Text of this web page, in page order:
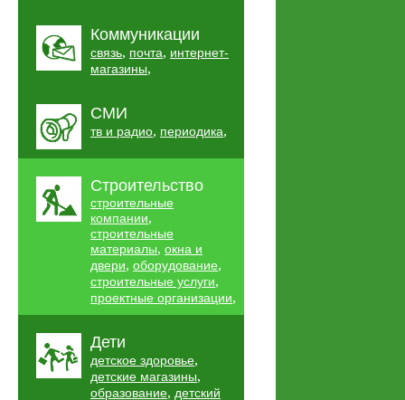
Коммуникации
связь, почта, интернет-
магазины,
СМИ
тв и радио, периодика,
Строительство
строительные
компании,
строительные
материалы, окна и
двери, оборудование,
строительные услуги,
проектные организации,
Дети
детское здоровье,
детские магазины,
образование, детский